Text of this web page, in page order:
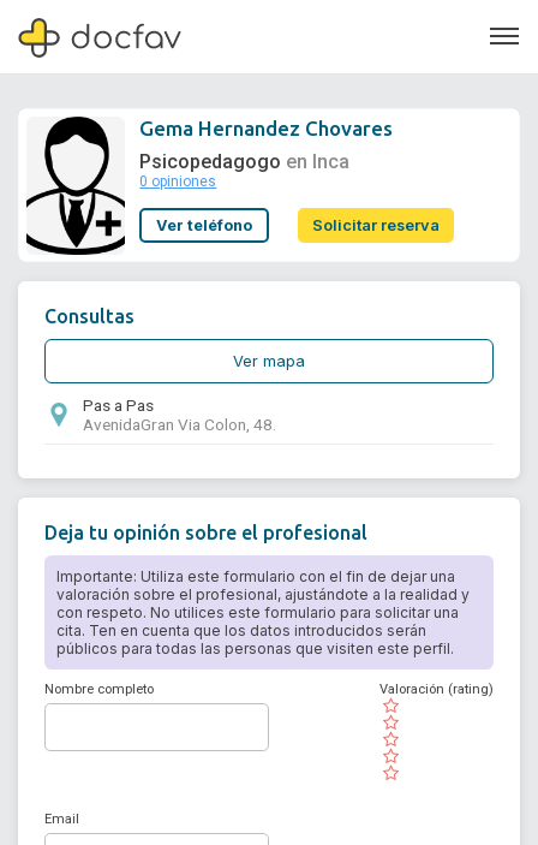
Soporte
Gema Hernandez Chovares
Psicopedagogo en Inca
0 opiniones
Ver teléfono Solicitar reserva
Consultas
Ver mapa
Pas a Pas
AvenidaGran Via Colon, 48.
Deja tu opinión sobre el profesional
Importante: Utiliza este formulario con el fin de dejar una
valoración sobre el profesional, ajustándote a la realidad y
con respeto. No utilices este formulario para solicitar una
cita. Ten en cuenta que los datos introducidos serán
públicos para todas las personas que visiten este perfil.
Nombre completo
( )
( )
( )
( )
( )
Valoración (rating)
Email